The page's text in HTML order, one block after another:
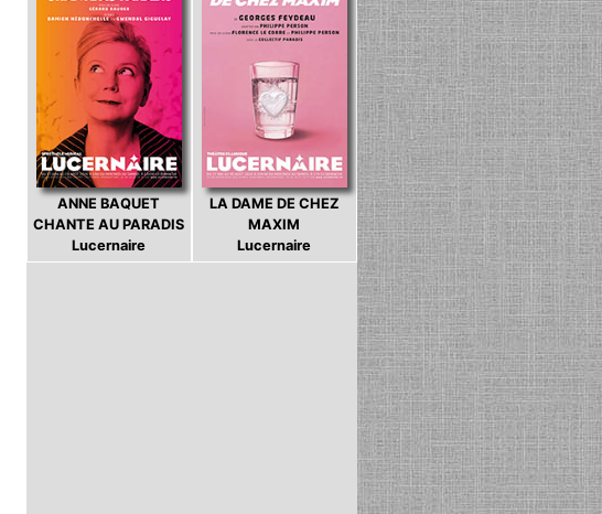
ANNE BAQUET
CHANTE AU PARADIS
Lucernaire
LA DAME DE CHEZ
MAXIM
Lucernaire